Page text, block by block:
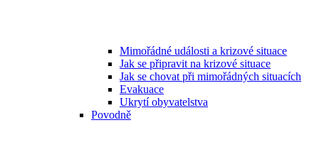
Mimořádné události a krizové situace
Jak se připravit na krizové situace
Jak se chovat při mimořádných situacích
Evakuace
Ukrytí obyvatelstva
Povodně